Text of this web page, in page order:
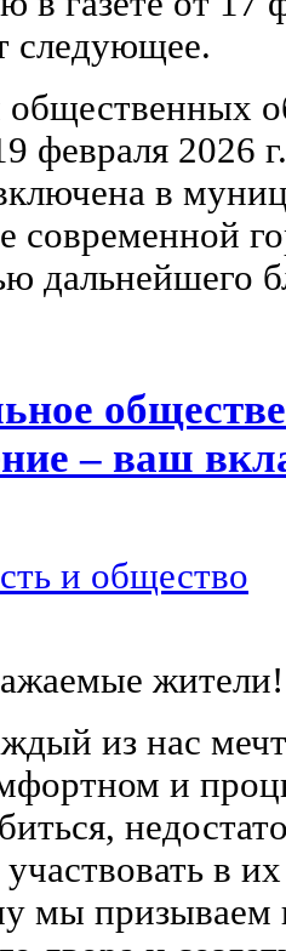
следующее.
общественных
февраля 2026
в
современной
дальнейшего
– ваш
и общество
жители!
из нас
и
в
мы призываем